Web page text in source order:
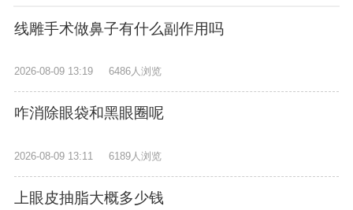
线雕手术做鼻子有什么副作用吗
2026-08-09 13:19 6486人浏览
咋消除眼袋和黑眼圈呢
2026-08-09 13:11 6189人浏览
上眼皮抽脂大概多少钱